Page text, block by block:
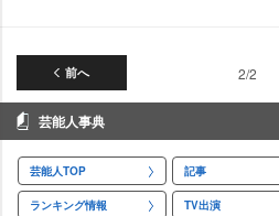
前へ 2/2
芸能人事典
芸能人TOP 記事
ランキング情報 TV出演